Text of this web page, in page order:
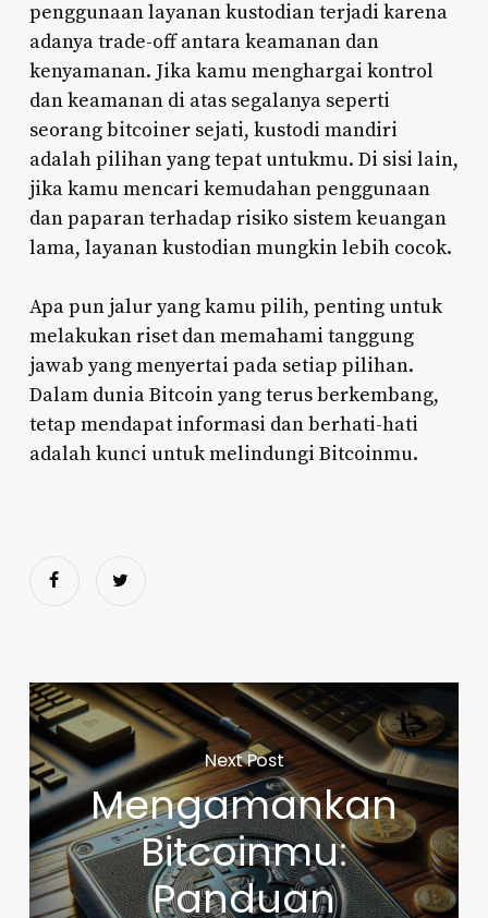
penggunaan layanan kustodian terjadi karena
adanya trade-off antara keamanan dan
kenyamanan. Jika kamu menghargai kontrol
dan keamanan di atas segalanya seperti
seorang bitcoiner sejati, kustodi mandiri
adalah pilihan yang tepat untukmu. Di sisi lain,
jika kamu mencari kemudahan penggunaan
dan paparan terhadap risiko sistem keuangan
lama, layanan kustodian mungkin lebih cocok.
Apa pun jalur yang kamu pilih, penting untuk
melakukan riset dan memahami tanggung
jawab yang menyertai pada setiap pilihan.
Dalam dunia Bitcoin yang terus berkembang,
tetap mendapat informasi dan berhati-hati
adalah kunci untuk melindungi Bitcoinmu.
Next Post
Mengamankan
Bitcoinmu:
Panduan